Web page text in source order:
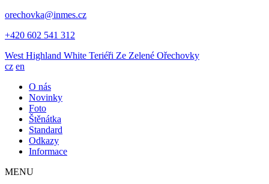
orechovka@inmes.cz
+420 602 541 312
West Highland White Teriéři Ze Zelené Ořechovky
cz en
O nás
Novinky
Foto
Štěnátka
Standard
Odkazy
Informace
MENU